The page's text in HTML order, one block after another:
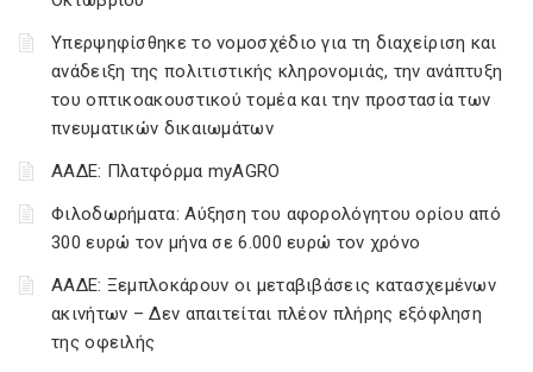
Υπερψηφίσθηκε το νομοσχέδιο για τη διαχείριση και
ανάδειξη της πολιτιστικής κληρονομιάς, την ανάπτυξη
του οπτικοακουστικού τομέα και την προστασία των
πνευματικών δικαιωμάτων
ΑΑΔΕ: Πλατφόρμα myAGRO
Φιλοδωρήματα: Αύξηση του αφορολόγητου ορίου από
300 ευρώ τον μήνα σε 6.000 ευρώ τον χρόνο
ΑΑΔΕ: Ξεμπλοκάρουν οι μεταβιβάσεις κατασχεμένων
ακινήτων – Δεν απαιτείται πλέον πλήρης εξόφληση
της οφειλής